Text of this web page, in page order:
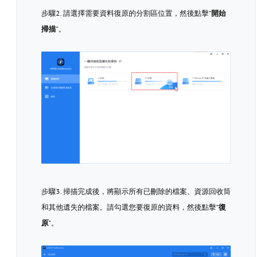
步驟2. 請選擇需要資料復原的分割區位置，然後點擊“開始
掃描”。
步驟3. 掃描完成後，將顯示所有已刪除的檔案、資源回收筒
和其他遺失的檔案。請勾選您要復原的資料，然後點擊“復
原”。